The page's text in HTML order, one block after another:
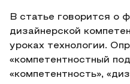
В статье говорится о
дизайнерской
уроках технологии.
«компетентностный
«компетентность»,